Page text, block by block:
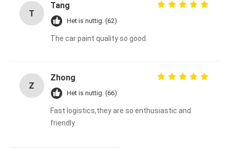
T
Tang
Het is nuttig. (62)
The car paint quality so good.
Z
Zhong
Het is nuttig. (66)
Fast logistics,they are so enthusiastic and
friendly.